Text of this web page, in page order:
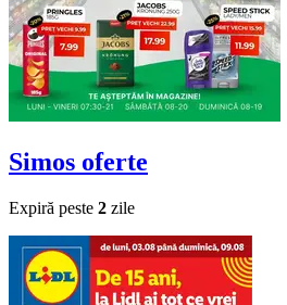
Simos oferte
Expiră peste 2 zile